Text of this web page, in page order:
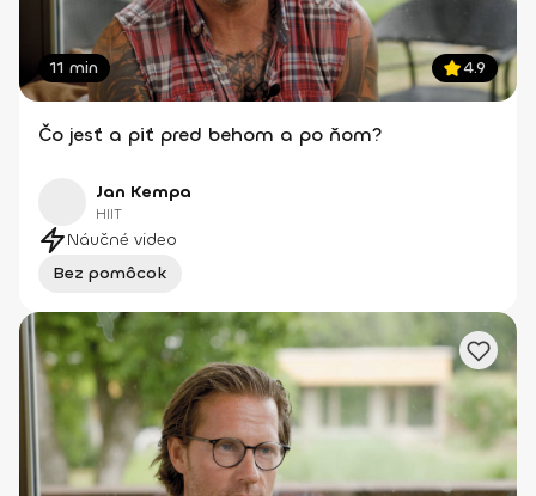
11 min 4.9
Čo jesť a piť pred behom a po ňom?
Jan Kempa
HIIT
Náučné video
Bez pomôcok